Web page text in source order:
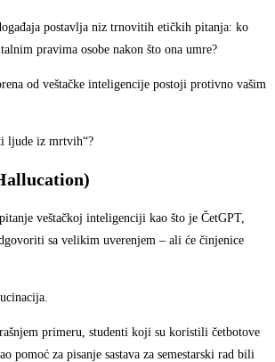
postavlja niz trnovitih etičkih pitanja: ko
pravima osobe nakon što ona umre?
od veštačke inteligencije postoji protivno vašim
ljude iz mrtvih“?
veštačkoj inteligenciji kao što je ČetGPT,
sa velikim uverenjem – ali će činjenice
primeru, studenti koji su koristili četbotove
pomoć za pisanje sastava za semestarski rad bili